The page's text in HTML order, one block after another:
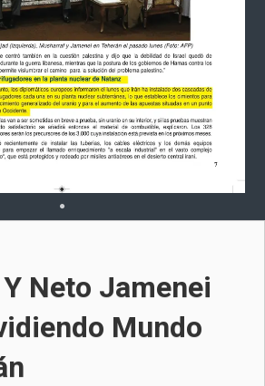
Neto Jamenei
Mundo